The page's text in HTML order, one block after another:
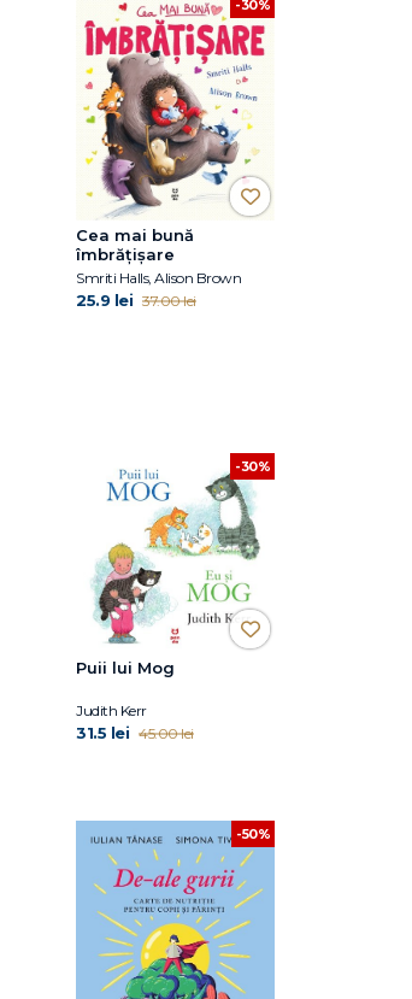
-30%
Cea mai bună
îmbrățișare
Smriti Halls, Alison Brown
25.9 lei 37.00 lei
-30%
Puii lui Mog
Judith Kerr
31.5 lei 45.00 lei
-50%